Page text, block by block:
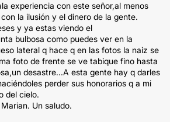
experiencia con este señor,al menos
la ilusión y el dinero de la gente.
y ya estas viendo el
bulbosa como puedes ver en la
lateral q hace q en las fotos la naiz se
foto de frente se ve tabique fino hasta
desastre...A esta gente hay q darles
perder sus honorarios q a mi
del cielo.
Un saludo.